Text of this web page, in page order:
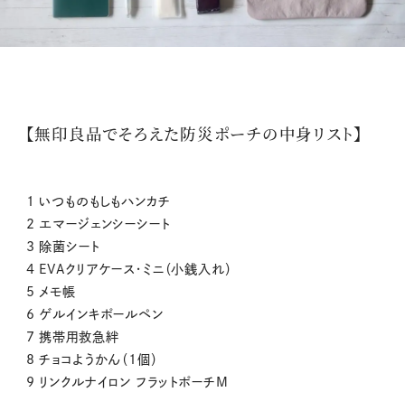
【無印良品でそろえた防災ポーチの中身リスト】
1 いつものもしもハンカチ
2 エマージェンシーシート
3 除菌シート
4 EVAクリアケース・ミニ（小銭入れ）
5 メモ帳
6 ゲルインキポールペン
7 携帯用救急絆
8 チョコようかん（1個）
9 リンクルナイロン フラットポーチM